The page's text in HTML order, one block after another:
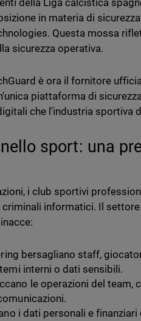
della Liga calcistica
in materia di
Questa mossa
sicurezza operativa.
è ora il fornitore
piattaforma di
che l'industria sportiva
sport: una
i club sportivi
informatici. Il
bersagliano staff,
interni o dati sensibili.
le operazioni del team,
i dati personali e